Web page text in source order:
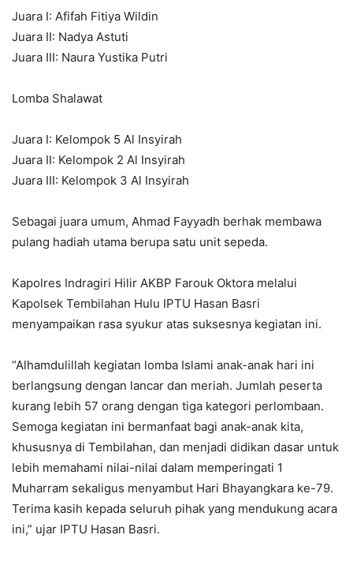
Juara I: Afifah Fitiya Wildin
Juara II: Nadya Astuti
Juara III: Naura Yustika Putri
Lomba Shalawat
Juara I: Kelompok 5 Al Insyirah
Juara II: Kelompok 2 Al Insyirah
Juara III: Kelompok 3 Al Insyirah
Sebagai juara umum, Ahmad Fayyadh berhak membawa
pulang hadiah utama berupa satu unit sepeda.
Kapolres Indragiri Hilir AKBP Farouk Oktora melalui
Kapolsek Tembilahan Hulu IPTU Hasan Basri
menyampaikan rasa syukur atas suksesnya kegiatan ini.
“Alhamdulillah kegiatan lomba Islami anak-anak hari ini
berlangsung dengan lancar dan meriah. Jumlah peserta
kurang lebih 57 orang dengan tiga kategori perlombaan.
Semoga kegiatan ini bermanfaat bagi anak-anak kita,
khususnya di Tembilahan, dan menjadi didikan dasar untuk
lebih memahami nilai-nilai dalam memperingati 1
Muharram sekaligus menyambut Hari Bhayangkara ke-79.
Terima kasih kepada seluruh pihak yang mendukung acara
ini,” ujar IPTU Hasan Basri.